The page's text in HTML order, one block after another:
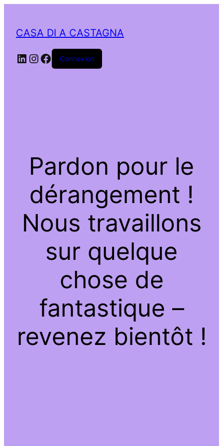
CASA DI A CASTAGNA
LinkedIn
Instagram
Facebook
Connexion
Pardon pour le
dérangement !
Nous travaillons
sur quelque
chose de
fantastique –
revenez bientôt !